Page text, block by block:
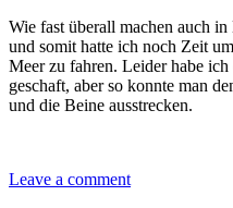
Wie fast überall machen auch
und somit hatte ich noch Zeit
Meer zu fahren. Leider habe
geschaft, aber so konnte man
und die Beine ausstrecken.
Leave a comment